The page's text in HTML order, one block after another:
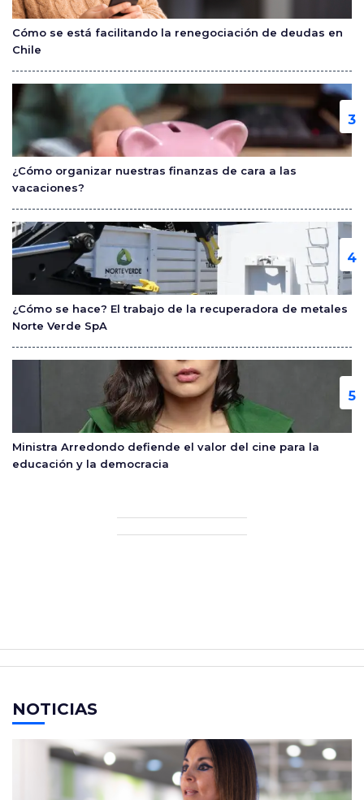
Cómo se está facilitando la renegociación de deudas en
Chile
¿Cómo organizar nuestras finanzas de cara a las
vacaciones?
¿Cómo se hace? El trabajo de la recuperadora de metales
Norte Verde SpA
Ministra Arredondo defiende el valor del cine para la
educación y la democracia
NOTICIAS